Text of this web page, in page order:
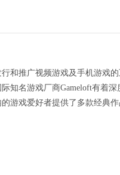
和推广视频游戏及手机游戏的
知名游戏厂商Gameloft有着
游戏爱好者提供了多款经典作